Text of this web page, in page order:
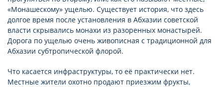
«Монашескому» ущелью. Существует история, что здесь
долгое время после установления в Абхазии советской
власти скрывались монахи из разоренных монастырей.
Дорога по ущелью очень живописная с традиционной для
Абхазии субтропической флорой.
Что касается инфраструктуры, то её практически нет.
Местные жители охотно продают приезжим фрукты,